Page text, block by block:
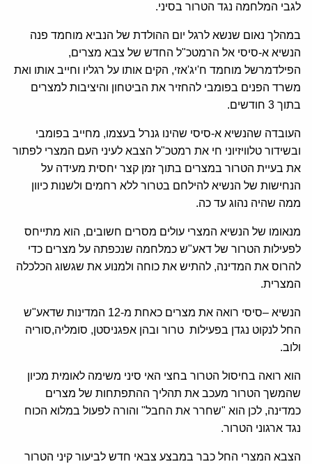
לגבי המלחמה נגד הטרור בסיני.
במהלך נאום שנשא לרגל יום ההולדת של הנביא מוחמד פנה
הנשיא א-סיסי אל הרמטכ"ל החדש של צבא מצרים,
הפילדמרשל מוחמד ח'יג'אזי, הקים אותו על רגליו וחייב אותו ואת
משרד הפנים בפומבי להחזיר את הביטחון והיציבות למצרים
בתוך 3 חודשים.
העובדה שהנשיא א-סיסי שהינו גנרל בעצמו, מחייב בפומבי
ובשידור טלוויזיוני חי את רמטכ"ל הצבא לעיני העם המצרי לפתור
את בעיית הטרור במצרים בתוך זמן קצר יחסית מעידה על
הנחישות של הנשיא להילחם בטרור ללא רחמים ולשנות כיוון
ממה שהיה נהוג עד כה.
מנאומו של הנשיא המצרי עולים מסרים חשובים, הוא מתייחס
לפעילות הטרור של דאע"ש כמלחמה שנכפתה על מצרים כדי
להרוס את המדינה, להתיש את כוחה ולמנוע את שגשוג הכלכלה
המצרית.
הנשיא –סיסי רואה את מצרים כאחת מ-12 המדינות שדאע"ש
החל לנקוט נגדן בפעילות טרור ובהן אפגניסטן, סומליה,סוריה
ולוב.
הוא רואה בחיסול הטרור בחצי האי סיני משימה לאומית מכיון
שהמשך הטרור מעכב את תהליך ההתפתחות של מצרים
כמדינה, לכן הוא "שחרר את החבל" והורה לפעול במלוא הכוח
נגד ארגוני הטרור.
הצבא המצרי החל כבר במבצע צבאי חדש לביעור קיני הטרור